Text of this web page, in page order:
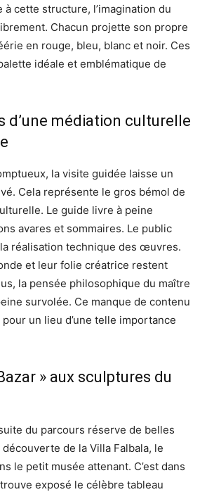
à cette structure, l’imagination du
Chacun projette son propre
en rouge, bleu, blanc et noir. Ces
idéale et emblématique de
d’une médiation culturelle
la visite guidée laisse un
Cela représente le gros bémol de
Le guide livre à peine
avares et sommaires. Le public
la réalisation technique des œuvres.
et leur folie créatrice restent
la pensée philosophique du maître
survolée. Ce manque de contenu
pour un lieu d’une telle importance
» aux sculptures du
du parcours réserve de belles
de la Villa Falbala, le
le petit musée attenant. C’est dans
exposé le célèbre tableau